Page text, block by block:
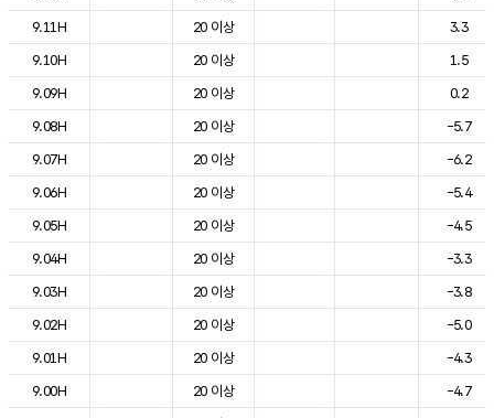
9.11H
20 이상
3.3
9.10H
20 이상
1.5
9.09H
20 이상
0.2
9.08H
20 이상
-5.7
9.07H
20 이상
-6.2
9.06H
20 이상
-5.4
9.05H
20 이상
-4.5
9.04H
20 이상
-3.3
9.03H
20 이상
-3.8
9.02H
20 이상
-5.0
9.01H
20 이상
-4.3
9.00H
20 이상
-4.7